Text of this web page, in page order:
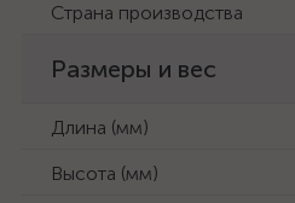
Страна производства
Размеры и вес
Длина (мм)
Высота (мм)